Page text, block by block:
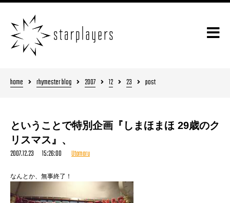
home rhymester blog 2007 12 23 post
ということで特別企画『しまほまほ 29歳のク
リスマス』、
2007.12.23 15:26:00 Utamaru
なんとか、無事終了！